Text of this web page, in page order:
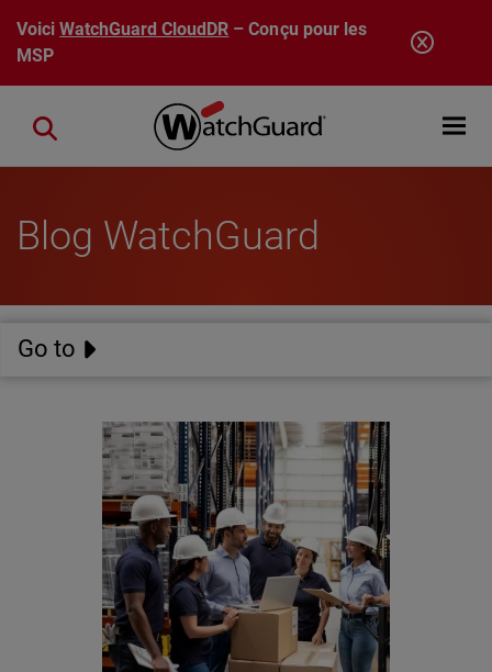
Aller au contenu principal
VoiciWatchGuard CloudDR – Conçu pour les
MSP
Open
Close search
Blog WatchGuard
Go to